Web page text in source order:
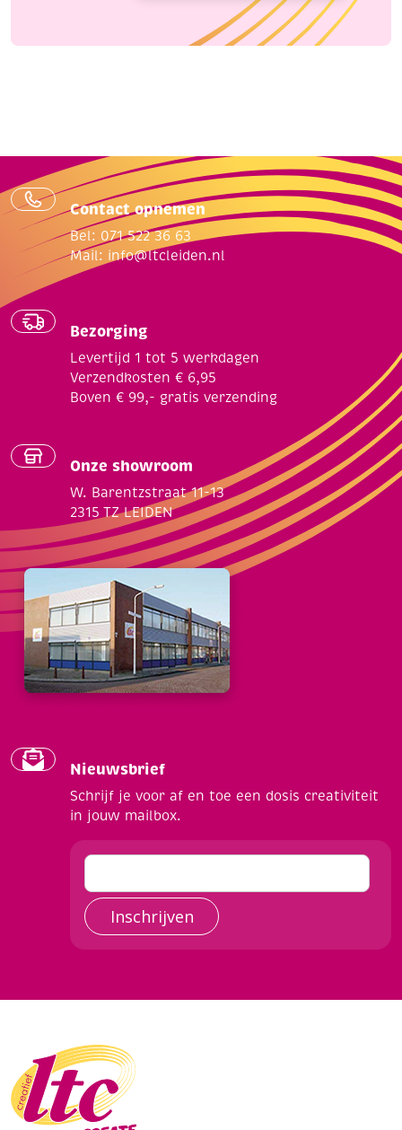
Contact opnemen
Bel: 071 522 36 63
Mail: info@ltcleiden.nl
Bezorging
Levertijd 1 tot 5 werkdagen
Verzendkosten € 6,95
Boven € 99,- gratis verzending
Onze showroom
W. Barentzstraat 11-13
2315 TZ LEIDEN
Nieuwsbrief
Schrijf je voor af en toe een dosis creativiteit
in jouw mailbox.
Inschrijven